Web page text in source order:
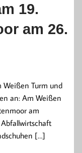
19.
am 26.
Weißen Turm und
an: Am Weißen
am
[…]